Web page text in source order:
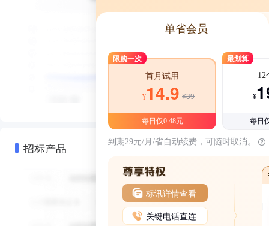
招标产品
单省会员
限购一次
首月试用
¥14.9 ¥39
每日仅0.48元
最划算
12
¥
每日
到期29元/月/省自动续费，可随时取消。
标讯详情查看
关键电话直连